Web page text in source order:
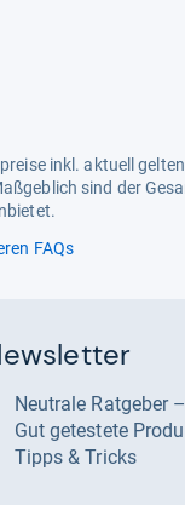
inkl. aktuell
sind der
FAQs
Neutrale
Gut getestete
Tipps & Tricks